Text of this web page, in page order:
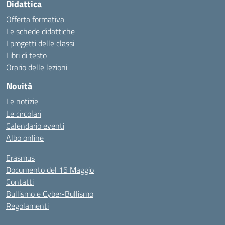
Didattica
Offerta formativa
Le schede didattiche
I progetti delle classi
Libri di testo
Orario delle lezioni
Novità
Le notizie
Le circolari
Calendario eventi
Albo online
Erasmus
Documento del 15 Maggio
Contatti
Bullismo e Cyber-Bullismo
Regolamenti